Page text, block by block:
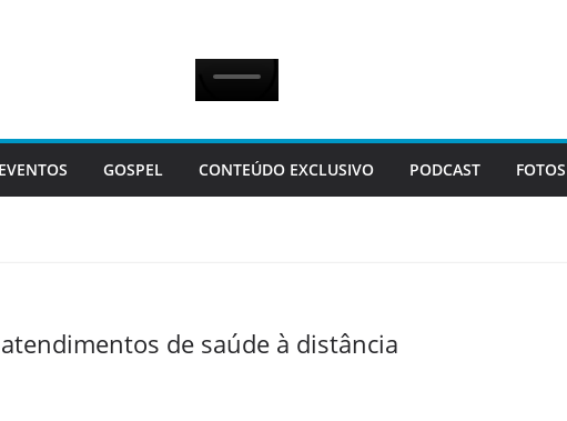
EVENTOS GOSPEL CONTEÚDO EXCLUSIVO PODCAST FOTOS
de saúde à distância